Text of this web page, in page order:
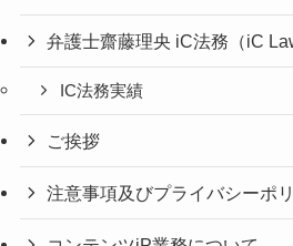
弁護士齋藤理央 iC法務（iC
IC法務実績
ご挨拶
注意事項及びプライバシーポ